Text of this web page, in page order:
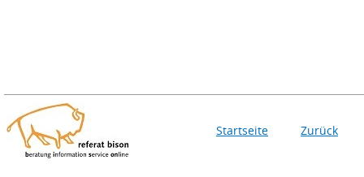
Startseite Zurück